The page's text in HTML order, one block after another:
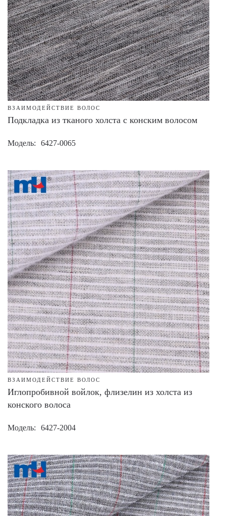
ВЗАИМОДЕЙСТВИЕ ВОЛОС
Подкладка из тканого холста с конским волосом
Модель 6427-0065
ВЗАИМОДЕЙСТВИЕ ВОЛОС
Иглопробивной войлок, флизелин из холста из
конского волоса
Модель 6427-2004